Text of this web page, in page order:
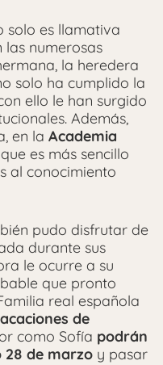
solo es llamativa
numerosas
la heredera
solo ha cumplido la
ello le han surgido
Además,
en la Academia
es más sencillo
al conocimiento
pudo disfrutar de
durante sus
le ocurre a su
que pronto
real española
de
como Sofía podrán
28 de marzo y pasar